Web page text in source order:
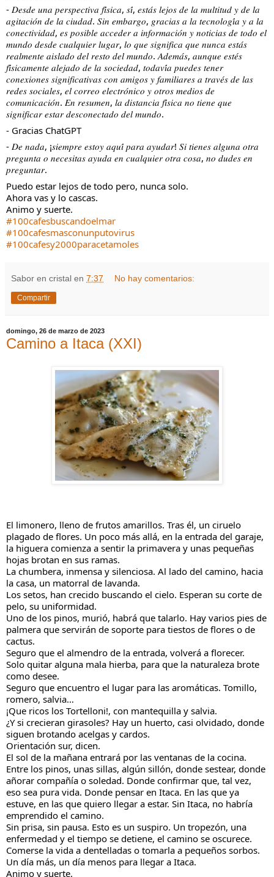
- 𝐷𝑒𝑠𝑑𝑒 𝑢𝑛𝑎 𝑝𝑒𝑟𝑠𝑝𝑒𝑐𝑡𝑖𝑣𝑎 𝑓𝑖́𝑠𝑖𝑐𝑎, 𝑠𝑖́, 𝑒𝑠𝑡𝑎́𝑠 𝑙𝑒𝑗𝑜𝑠 𝑑𝑒 𝑙𝑎 𝑚𝑢𝑙𝑡𝑖𝑡𝑢𝑑 𝑦 𝑑𝑒 𝑙𝑎
𝑎𝑔𝑖𝑡𝑎𝑐𝑖𝑜́𝑛 𝑑𝑒 𝑙𝑎 𝑐𝑖𝑢𝑑𝑎𝑑. 𝑆𝑖𝑛 𝑒𝑚𝑏𝑎𝑟𝑔𝑜, 𝑔𝑟𝑎𝑐𝑖𝑎𝑠 𝑎 𝑙𝑎 𝑡𝑒𝑐𝑛𝑜𝑙𝑜𝑔𝑖́𝑎 𝑦 𝑎 𝑙𝑎
𝑐𝑜𝑛𝑒𝑐𝑡𝑖𝑣𝑖𝑑𝑎𝑑, 𝑒𝑠 𝑝𝑜𝑠𝑖𝑏𝑙𝑒 𝑎𝑐𝑐𝑒𝑑𝑒𝑟 𝑎 𝑖𝑛𝑓𝑜𝑟𝑚𝑎𝑐𝑖𝑜́𝑛 𝑦 𝑛𝑜𝑡𝑖𝑐𝑖𝑎𝑠 𝑑𝑒 𝑡𝑜𝑑𝑜 𝑒𝑙
𝑚𝑢𝑛𝑑𝑜 𝑑𝑒𝑠𝑑𝑒 𝑐𝑢𝑎𝑙𝑞𝑢𝑖𝑒𝑟 𝑙𝑢𝑔𝑎𝑟, 𝑙𝑜 𝑞𝑢𝑒 𝑠𝑖𝑔𝑛𝑖𝑓𝑖𝑐𝑎 𝑞𝑢𝑒 𝑛𝑢𝑛𝑐𝑎 𝑒𝑠𝑡𝑎́𝑠
𝑟𝑒𝑎𝑙𝑚𝑒𝑛𝑡𝑒 𝑎𝑖𝑠𝑙𝑎𝑑𝑜 𝑑𝑒𝑙 𝑟𝑒𝑠𝑡𝑜 𝑑𝑒𝑙 𝑚𝑢𝑛𝑑𝑜. 𝐴𝑑𝑒𝑚𝑎́𝑠, 𝑎𝑢𝑛𝑞𝑢𝑒 𝑒𝑠𝑡𝑒́𝑠
𝑓𝑖́𝑠𝑖𝑐𝑎𝑚𝑒𝑛𝑡𝑒 𝑎𝑙𝑒𝑗𝑎𝑑𝑜 𝑑𝑒 𝑙𝑎 𝑠𝑜𝑐𝑖𝑒𝑑𝑎𝑑, 𝑡𝑜𝑑𝑎𝑣𝑖́𝑎 𝑝𝑢𝑒𝑑𝑒𝑠 𝑡𝑒𝑛𝑒𝑟
𝑐𝑜𝑛𝑒𝑥𝑖𝑜𝑛𝑒𝑠 𝑠𝑖𝑔𝑛𝑖𝑓𝑖𝑐𝑎𝑡𝑖𝑣𝑎𝑠 𝑐𝑜𝑛 𝑎𝑚𝑖𝑔𝑜𝑠 𝑦 𝑓𝑎𝑚𝑖𝑙𝑖𝑎𝑟𝑒𝑠 𝑎 𝑡𝑟𝑎𝑣𝑒́𝑠 𝑑𝑒 𝑙𝑎𝑠
𝑟𝑒𝑑𝑒𝑠 𝑠𝑜𝑐𝑖𝑎𝑙𝑒𝑠, 𝑒𝑙 𝑐𝑜𝑟𝑟𝑒𝑜 𝑒𝑙𝑒𝑐𝑡𝑟𝑜́𝑛𝑖𝑐𝑜 𝑦 𝑜𝑡𝑟𝑜𝑠 𝑚𝑒𝑑𝑖𝑜𝑠 𝑑𝑒
𝑐𝑜𝑚𝑢𝑛𝑖𝑐𝑎𝑐𝑖𝑜́𝑛. 𝐸𝑛 𝑟𝑒𝑠𝑢𝑚𝑒𝑛, 𝑙𝑎 𝑑𝑖𝑠𝑡𝑎𝑛𝑐𝑖𝑎 𝑓𝑖́𝑠𝑖𝑐𝑎 𝑛𝑜 𝑡𝑖𝑒𝑛𝑒 𝑞𝑢𝑒
𝑠𝑖𝑔𝑛𝑖𝑓𝑖𝑐𝑎𝑟 𝑒𝑠𝑡𝑎𝑟 𝑑𝑒𝑠𝑐𝑜𝑛𝑒𝑐𝑡𝑎𝑑𝑜 𝑑𝑒𝑙 𝑚𝑢𝑛𝑑𝑜.
- Gracias ChatGPT
- 𝐷𝑒 𝑛𝑎𝑑𝑎, ¡𝑠𝑖𝑒𝑚𝑝𝑟𝑒 𝑒𝑠𝑡𝑜𝑦 𝑎𝑞𝑢𝑖́ 𝑝𝑎𝑟𝑎 𝑎𝑦𝑢𝑑𝑎𝑟! 𝑆𝑖 𝑡𝑖𝑒𝑛𝑒𝑠 𝑎𝑙𝑔𝑢𝑛𝑎 𝑜𝑡𝑟𝑎
𝑝𝑟𝑒𝑔𝑢𝑛𝑡𝑎 𝑜 𝑛𝑒𝑐𝑒𝑠𝑖𝑡𝑎𝑠 𝑎𝑦𝑢𝑑𝑎 𝑒𝑛 𝑐𝑢𝑎𝑙𝑞𝑢𝑖𝑒𝑟 𝑜𝑡𝑟𝑎 𝑐𝑜𝑠𝑎, 𝑛𝑜 𝑑𝑢𝑑𝑒𝑠 𝑒𝑛
𝑝𝑟𝑒𝑔𝑢𝑛𝑡𝑎𝑟.
Puedo estar lejos de todo pero, nunca solo.
Ahora vas y lo cascas.
Animo y suerte.
#100cafesbuscandoelmar
#100cafesmasconunputovirus
#100cafesy2000paracetamoles
Sabor en cristal en 7:37 No hay comentarios:
Compartir
domingo, 26 de marzo de 2023
Camino a Itaca (XXI)
El limonero, lleno de frutos amarillos. Tras él, un ciruelo
plagado de flores. Un poco más allá, en la entrada del garaje,
la higuera comienza a sentir la primavera y unas pequeñas
hojas brotan en sus ramas.
La chumbera, inmensa y silenciosa. Al lado del camino, hacia
la casa, un matorral de lavanda.
Los setos, han crecido buscando el cielo. Esperan su corte de
pelo, su uniformidad.
Uno de los pinos, murió, habrá que talarlo. Hay varios pies de
palmera que servirán de soporte para tiestos de flores o de
cactus.
Seguro que el almendro de la entrada, volverá a florecer.
Solo quitar alguna mala hierba, para que la naturaleza brote
como desee.
Seguro que encuentro el lugar para las aromáticas. Tomillo,
romero, salvia…
¡Que ricos los Tortelloni!, con mantequilla y salvia.
¿Y si crecieran girasoles? Hay un huerto, casi olvidado, donde
siguen brotando acelgas y cardos.
Orientación sur, dicen.
El sol de la mañana entrará por las ventanas de la cocina.
Entre los pinos, unas sillas, algún sillón, donde sestear, donde
añorar compañía o soledad. Donde confirmar que, tal vez,
eso sea pura vida. Donde pensar en Itaca. En las que ya
estuve, en las que quiero llegar a estar. Sin Itaca, no habría
emprendido el camino.
Sin prisa, sin pausa. Esto es un suspiro. Un tropezón, una
enfermedad y el tiempo se detiene, el camino se oscurece.
Comerse la vida a dentelladas o tomarla a pequeños sorbos.
Un día más, un día menos para llegar a Itaca.
Animo y suerte.